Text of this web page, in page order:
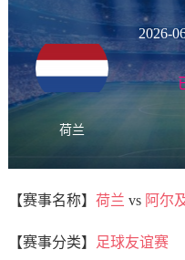
荷兰
2026-
【赛事名称】 荷兰 vs 阿尔
【赛事分类】 足球友谊赛